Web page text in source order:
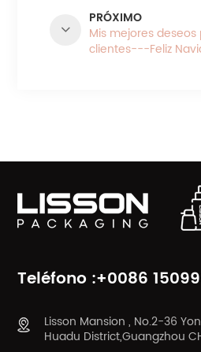
PRÓXIMO
Mis mejores
clientes---Feliz
Teléfono :+0086
Lisson Mansion , No.2-36
Huadu District,Guangzhou